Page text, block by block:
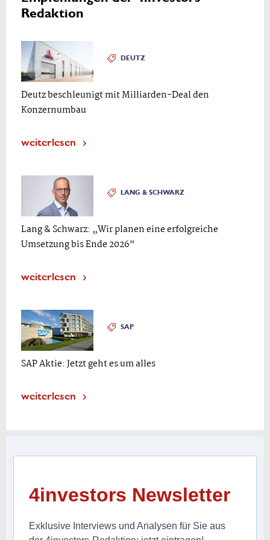
Redaktion
DEUTZ
Deutz beschleunigt mit Milliarden-Deal den
Konzernumbau
weiterlesen
LANG & SCHWARZ
Lang & Schwarz: „Wir planen eine erfolgreiche
Umsetzung bis Ende 2026“
weiterlesen
SAP
SAP Aktie: Jetzt geht es um alles
weiterlesen
4investors Newsletter
Exklusive Interviews und Analysen für Sie aus